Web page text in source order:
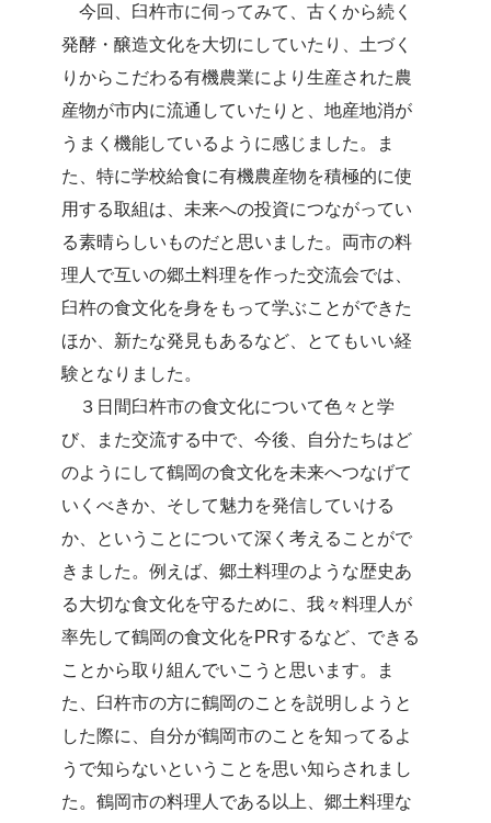
今回、臼杵市に伺ってみて、古くから続く
発酵・醸造文化を大切にしていたり、土づく
りからこだわる有機農業により生産された農
産物が市内に流通していたりと、地産地消が
うまく機能しているように感じました。ま
た、特に学校給食に有機農産物を積極的に使
用する取組は、未来への投資につながってい
る素晴らしいものだと思いました。両市の料
理人で互いの郷土料理を作った交流会では、
臼杵の食文化を身をもって学ぶことができた
ほか、新たな発見もあるなど、とてもいい経
験となりました。
３日間臼杵市の食文化について色々と学
び、また交流する中で、今後、自分たちはど
のようにして鶴岡の食文化を未来へつなげて
いくべきか、そして魅力を発信していける
か、ということについて深く考えることがで
きました。例えば、郷土料理のような歴史あ
る大切な食文化を守るために、我々料理人が
率先して鶴岡の食文化をPRするなど、できる
ことから取り組んでいこうと思います。ま
た、臼杵市の方に鶴岡のことを説明しようと
した際に、自分が鶴岡市のことを知ってるよ
うで知らないということを思い知らされまし
た。鶴岡市の料理人である以上、郷土料理な